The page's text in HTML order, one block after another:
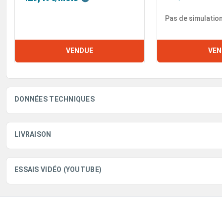
VENDUE
Pas de
DONNÉES TECHNIQUES
LIVRAISON
ESSAIS VIDÉO (YOUTUBE)